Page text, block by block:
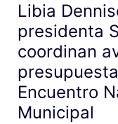
Libia
presidenta
coordinan
Encuentro
Municipal